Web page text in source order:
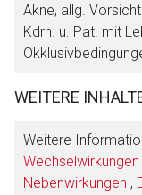
Akne, allg.
Kdrn. u. Pat. mit
WEITERE
Weitere
Wechselwirkungen
Nebenwirkungen ,